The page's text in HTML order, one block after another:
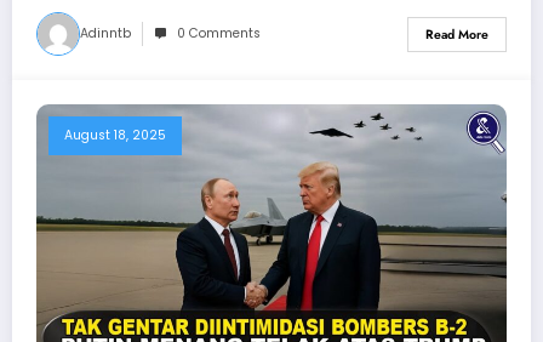
Adinntb 0 Comments Read More
August 18, 2025